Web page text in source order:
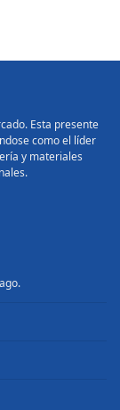
Esta presente
como el líder
y materiales